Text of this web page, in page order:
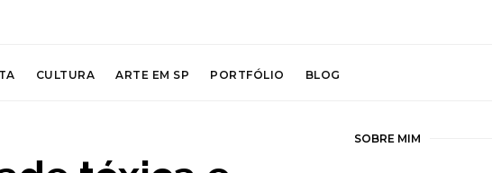
CULTURA ARTE EM SP PORTFÓLIO BLOG
SOBRE MIM